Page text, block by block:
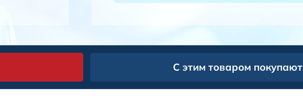
С этим товаром покупают